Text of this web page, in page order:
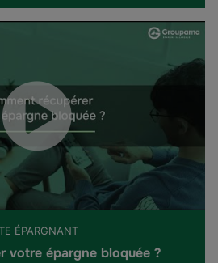
ÉPARGNANT
votre épargne bloquée ?